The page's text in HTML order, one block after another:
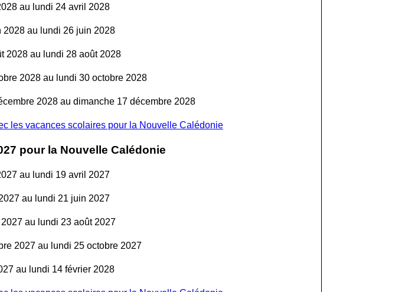
au lundi 24 avril 2028
2028 au lundi 26 juin 2028
2028 au lundi 28 août 2028
2028 au lundi 30 octobre 2028
2028 au dimanche 17 décembre 2028
les vacances scolaires pour la Nouvelle Calédonie
pour la Nouvelle Calédonie
au lundi 19 avril 2027
au lundi 21 juin 2027
au lundi 23 août 2027
2027 au lundi 25 octobre 2027
au lundi 14 février 2028